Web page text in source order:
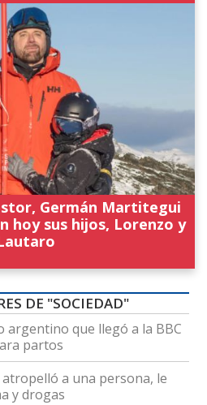
Germán Martitegui
hoy sus hijos, Lorenzo y
DE "SOCIEDAD"
argentino que llegó a la BBC
partos
a una persona, le
y drogas